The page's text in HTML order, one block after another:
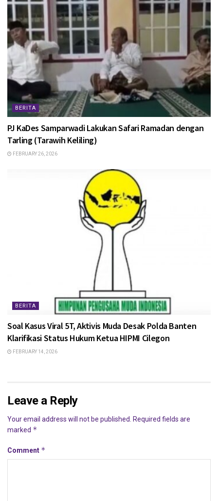
BERITA
PJ KaDes Samparwadi Lakukan Safari Ramadan dengan
Tarling (Tarawih Keliling)
FEBRUARY 26, 2026
BERITA
Soal Kasus Viral 5T, Aktivis Muda Desak Polda Banten
Klarifikasi Status Hukum Ketua HIPMI Cilegon
FEBRUARY 14, 2026
Leave a Reply
Your email address will not be published. Required fields are
marked *
Comment *